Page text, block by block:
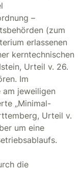
–
(zum
erlassenen
kerntechnischen
Urteil v. 26.
Im
am jeweiligen
„Minimal-
Urteil v.
um eine
die